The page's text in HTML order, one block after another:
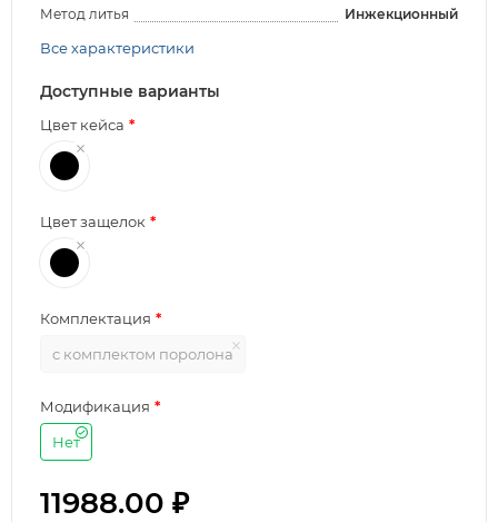
Метод литья
Инжекционный
Все характеристики
Доступные варианты
Цвет кейса
Цвет защелок
Комплектация
с комплектом поролона
Модификация
Нет
11988.00 ₽